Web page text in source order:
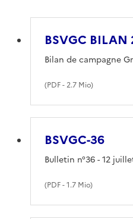
BSVGC BILAN
(PDF- 2.7 Mio)
Bilan de campagne
BSVGC-36
(PDF- 1.7 Mio)
Bulletin n°36 - 12